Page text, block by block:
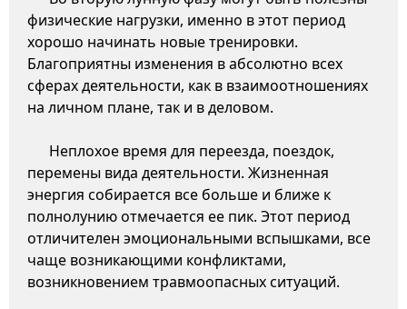
физические нагрузки, именно в этот период
хорошо начинать новые тренировки.
Благоприятны изменения в абсолютно всех
сферах деятельности, как в взаимоотношениях
на личном плане, так и в деловом.
Неплохое время для переезда, поездок,
перемены вида деятельности. Жизненная
энергия собирается все больше и ближе к
полнолунию отмечается ее пик. Этот период
отличителен эмоциональными вспышками, все
чаще возникающими конфликтами,
возникновением травмоопасных ситуаций.